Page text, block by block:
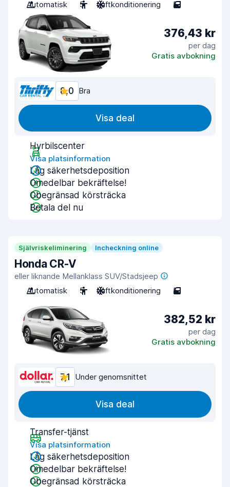
Automatisk
5 Luftkonditionering 5
376,43 kr
per dag
Gratis avbokning
8,0 Bra
Visa deal
Hyrbilscenter
Visa platsinformation
Låg säkerhetsdeposition
Omedelbar bekräftelse!
Obegränsad körsträcka
Betala del nu
Självriskeliminering Incheckning online
Honda CR-V
eller liknande Mellanklass SUV/Stadsjeep
Automatisk
5 Luftkonditionering 5
382,52 kr
per dag
Gratis avbokning
7,1 Under genomsnittet
Visa deal
Transfer-tjänst
Visa platsinformation
Låg säkerhetsdeposition
Omedelbar bekräftelse!
Obegränsad körsträcka